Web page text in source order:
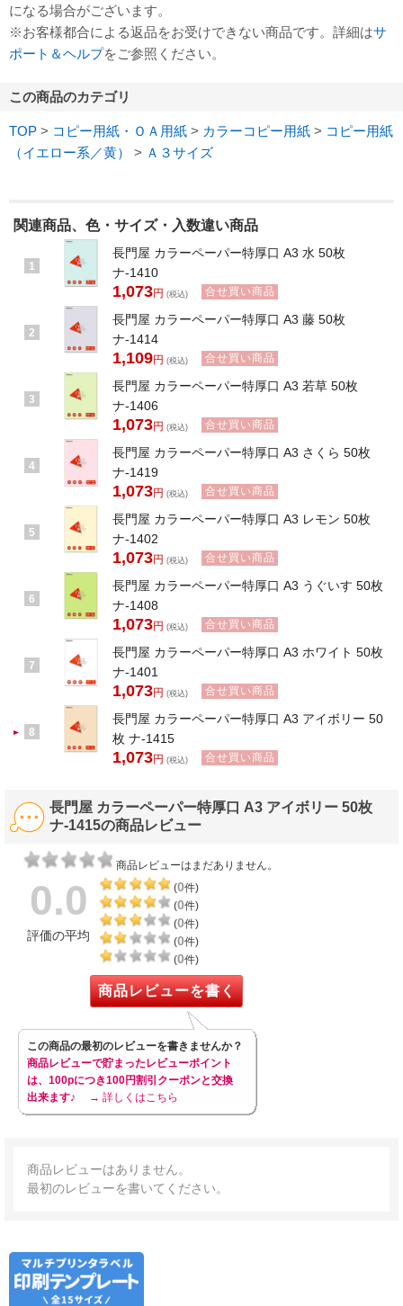
になる場合がございます。
※お客様都合による返品をお受けできない商品です。詳細はサ
ポート＆ヘルプをご参照ください。
この商品のカテゴリ
TOP > コピー用紙・ＯＡ用紙 > カラーコピー用紙 > コピー用紙
（イエロー系／黄）
> Ａ３サイズ
関連商品、色・サイズ・入数違い商品
1
長門屋 カラーペーパー特厚口 A3 水 50枚
ナ-1410
1,073円 (税込) 合せ買い商品
2
長門屋 カラーペーパー特厚口 A3 藤 50枚
ナ-1414
1,109円 (税込) 合せ買い商品
3
長門屋 カラーペーパー特厚口 A3 若草 50枚
ナ-1406
1,073円 (税込) 合せ買い商品
4
長門屋 カラーペーパー特厚口 A3 さくら 50枚
ナ-1419
1,073円 (税込) 合せ買い商品
5
長門屋 カラーペーパー特厚口 A3 レモン 50枚
ナ-1402
1,073円 (税込) 合せ買い商品
6
長門屋 カラーペーパー特厚口 A3 うぐいす 50枚
ナ-1408
1,073円 (税込) 合せ買い商品
7
長門屋 カラーペーパー特厚口 A3 ホワイト 50枚
ナ-1401
1,073円 (税込) 合せ買い商品
8
長門屋 カラーペーパー特厚口 A3 アイボリー 50
枚 ナ-1415
1,073円 (税込) 合せ買い商品
長門屋 カラーペーパー特厚口 A3 アイボリー 50枚
ナ-1415の商品レビュー
商品レビューはまだありません。
0.0
評価の平均
(0件)
(0件)
(0件)
(0件)
(0件)
商品レビューを書く
この商品の最初のレビューを書きませんか？
商品レビューで貯まったレビューポイント
は、100pにつき100円割引クーポンと交換
出来ます♪
→ 詳しくはこちら
商品レビューはありません。
最初のレビューを書いてください。